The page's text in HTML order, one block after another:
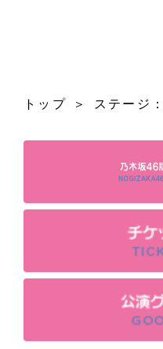
トップ ステージ